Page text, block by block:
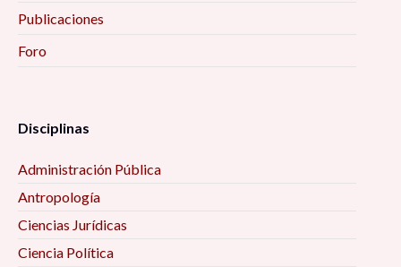
Publicaciones
Foro
Disciplinas
Administración Pública
Antropología
Ciencias Jurídicas
Ciencia Política